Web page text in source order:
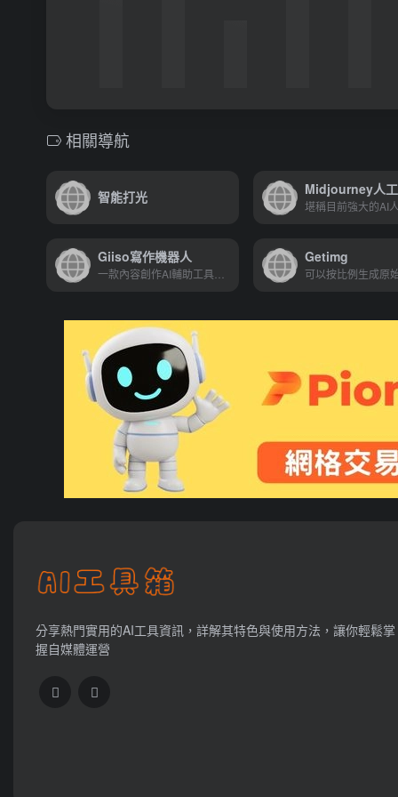
相關導航
智能打光
Giiso寫作機器人 Getimg
分享熱門實用的AI工具資訊，詳解其特色與使用方法，讓你輕鬆掌
握自媒體運營